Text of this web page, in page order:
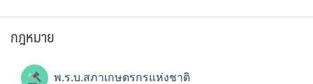
กฎหมาย
พ.ร.บ.สภาเกษตรกรแห่งชาติ